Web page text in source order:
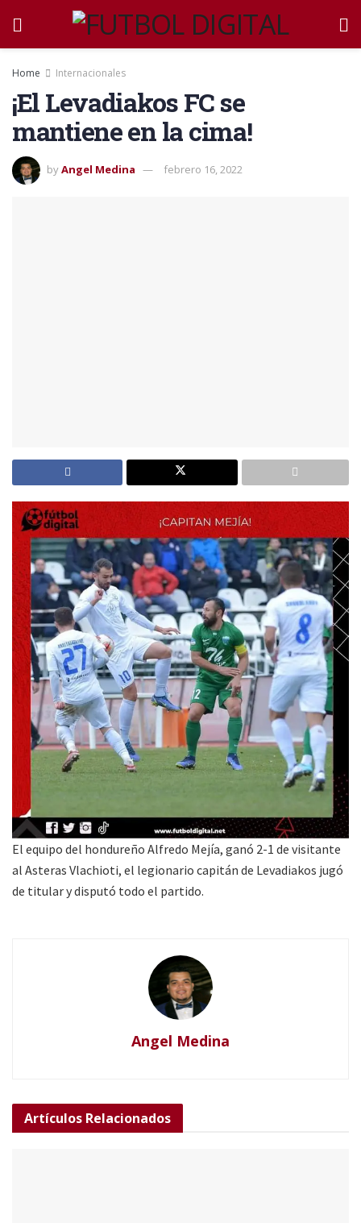
Home Internacionales
¡El Levadiakos FC se
mantiene en la cima!
byAngel Medina febrero 16, 2022
El equipo del hondureño Alfredo Mejía, ganó 2-1 de visitante
al Asteras Vlachioti, el legionario capitán de Levadiakos jugó
de titular y disputó todo el partido.
Angel Medina
Artículos Relacionados